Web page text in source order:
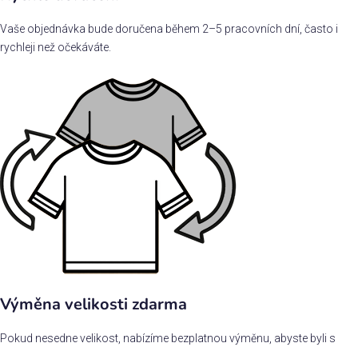
Vaše objednávka bude doručena během 2–5 pracovních dní, často i
rychleji než očekáváte.
Výměna velikosti zdarma
Pokud nesedne velikost, nabízíme bezplatnou výměnu, abyste byli s